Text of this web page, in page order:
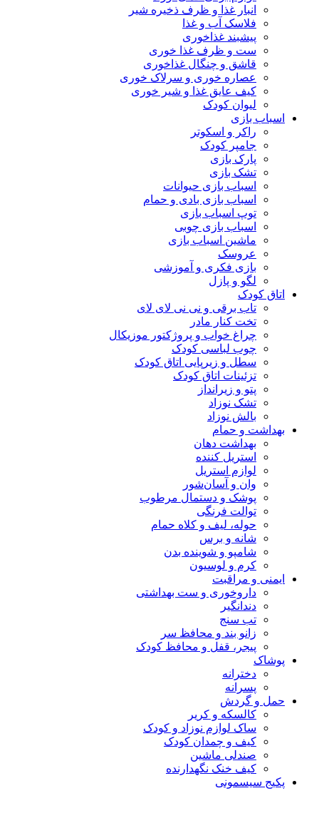
انبار غذا و ظرف ذخیره شیر
فلاسک آب و غذا
پیشبند غذاخوری
ست و ظرف غذا خوری
قاشق و چنگال غذاخوری
عصاره خوری و سرلاک خوری
کیف عایق غذا و شیر خوری
لیوان کودک
اسباب بازی
راکر و اسکوتر
جامپر کودک
پارک بازی
تشک بازی
اسباب بازی حیوانات
اسباب بازی بادی و حمام
توپ اسباب بازی
اسباب بازی چوبی
ماشین اسباب بازی
عروسک
بازی فکری و آموزشی
لگو و پازل
اتاق کودک
تاب برقی و نی نی لای لای
تخت کنار مادر
چراغ خواب و پروژکتور موزیکال
چوب لباسی کودک
سطل و زیرپایی اتاق کودک
تزئینات اتاق کودک
پتو و زیرانداز
تشک نوزاد
بالش نوزاد
بهداشت و حمام
بهداشت دهان
استریل کننده
لوازم استریل
وان و آسان‌شور
پوشک و دستمال مرطوب
توالت فرنگی
حوله، لیف و کلاه حمام
شانه و برس
شامپو و شوینده بدن
کرم و لوسیون
ایمنی و مراقبت
داروخوری و ست بهداشتی
دندانگیر
تب‌ سنج
زانو بند و محافظ سر
پیجر، قفل و محافظ کودک
پوشاک
دخترانه
پسرانه
حمل و گردش
کالسکه و کریر
ساک لوازم نوزاد و کودک
کیف و چمدان کودک
صندلی ماشین
کیف خنک نگهدارنده
پکیج سیسمونی